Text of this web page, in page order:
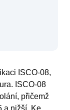
ISCO-08,
ISCO-08
přičemž
a nižší. Ke